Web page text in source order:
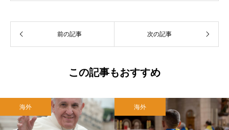
年、ウェブサイトが開設されて記事掲載が始め
ン指導者に毎月届けられ、オンラインの購読者
は１０００万に上る。
前の記事 次の記事
この記事もおすすめ
海外 海外